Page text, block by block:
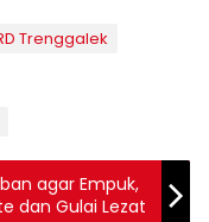
Trenggalek
agar Empuk,
dan Gulai Lezat